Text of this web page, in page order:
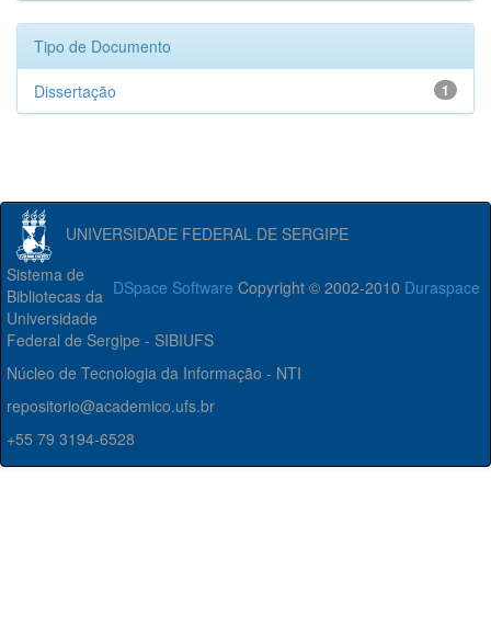
Tipo de Documento
1
Dissertação
UNIVERSIDADE FEDERAL DE SERGIPE
DSpace Software Copyright © 2002-2010 Duraspace
Sistema de
Bibliotecas da
Universidade
Federal de Sergipe - SIBIUFS
Núcleo de Tecnologia da Informação - NTI
repositorio@academico.ufs.br
+55 79 3194-6528